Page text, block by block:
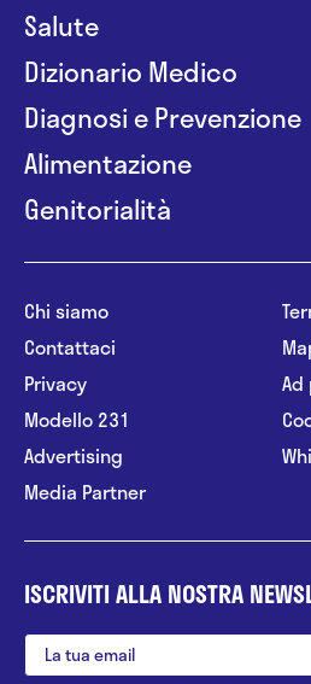
Salute
Dizionario Medico
Diagnosi e Prevenzione
Alimentazione
Genitorialità
Chi siamo
Contattaci
Privacy
Modello 231
Advertising
Media Partner
ISCRIVITI ALLA NOSTRA